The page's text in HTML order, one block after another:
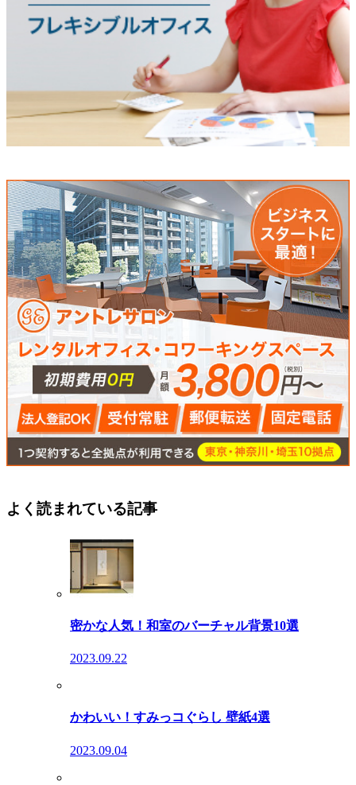
よく読まれている記事
密かな人気！和室のバーチャル背景10選
2023.09.22
かわいい！すみっコぐらし 壁紙4選
2023.09.04